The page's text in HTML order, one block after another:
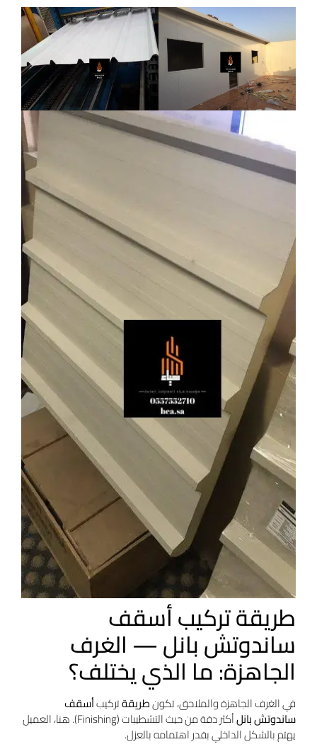
طريقة تركيب أسقف
ساندوتش بانل — الغرف
الجاهزة: ما الذي يختلف؟
في الغرف الجاهزة والملاحق، تكونطريقةتركيبأسقف
ساندوتش بانل أكثر دقة من حيث التشطيبات (Finishing). هنا، العميل
يهتم بالشكل الداخلي بقدر اهتمامه بالعزل.